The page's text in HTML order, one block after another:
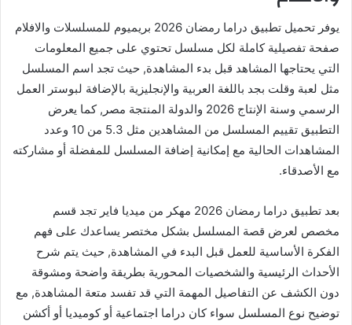
يوفر تحميل تطبيق دراما رمضان 2026 بريميوم للمسلسلات والافلام
صفحة تفصيلية كاملة لكل مسلسل تحتوي على جميع المعلومات
التي يحتاجها المشاهد قبل بدء المشاهدة, حيث تجد اسم المسلسل
مثل لعبة وقلت بجد باللغة العربية والإنجليزية بالإضافة لبوستر العمل
الرسمي وسنة الإنتاج 2026 والدولة المنتجة مصر, كما يعرض
التطبيق تقييم المسلسل من المشاهدين مثل 5.3 من 10 وعدد
المشاهدات الحالية مع إمكانية إضافة المسلسل للمفضلة أو مشاركته
مع الأصدقاء.
بعد تطبيق دراما رمضان 2026 مهكر من ميديا فاير تجد قسم
مخصص لعرض قصة المسلسل بشكل مختصر يساعدك على فهم
الفكرة الأساسية للعمل قبل البدء في المشاهدة, حيث يتم شرح
الأحداث الرئيسية والشخصيات المحورية بطريقة واضحة ومشوقة
دون الكشف عن التفاصيل المهمة التي قد تفسد متعة المشاهدة, مع
توضيح نوع المسلسل سواء كان دراما اجتماعية أو كوميديا أو أكشن